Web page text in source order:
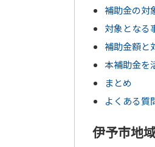
補助金の対
対象となる
補助金額と
本補助金を
まとめ
よくある質
伊予市地